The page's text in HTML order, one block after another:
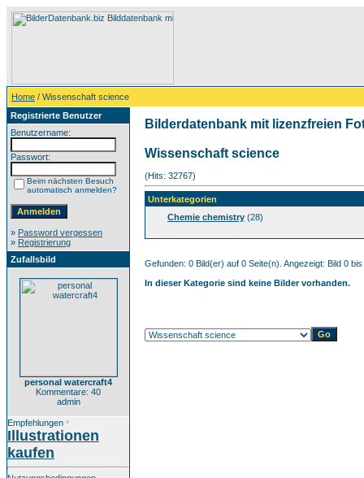
Home / Wissenschaft science
Registrierte Benutzer
Benutzername:
Passwort:
Beim nächsten Besuch
automatisch anmelden?
» Password vergessen
» Registrierung
Zufallsbild
personal watercraft4
Kommentare: 40
admin
Empfehlungen *
Illustrationen
kaufen
Bilderdatenbank mit lizenzfreien
Wissenschaft science
(Hits: 32767)
Unterkategorien
Chemie chemistry (28)
Gefunden: 0 Bild(er) auf 0 Seite(n). Angezeigt: Bild 0 bis
In dieser Kategorie sind keine Bilder vorhanden.